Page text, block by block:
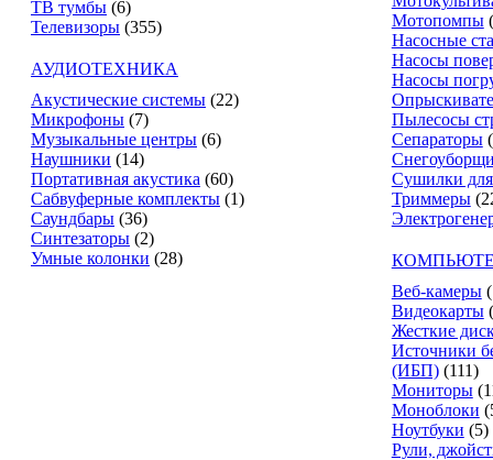
ТВ тумбы (6)
Телевизоры (355)
АУДИОТЕХНИКА
Акустические системы (22)
Микрофоны (7)
Музыкальные центры (6)
Наушники (14)
Портативная акустика (60)
Сабвуферные комплекты (1)
Саундбары (36)
Синтезаторы (2)
Умные колонки (28)
Мотопомпы
Насосные
Насосы
Насосы
Пылесосы
Сепараторы
Сушилки
Триммеры
Веб-камеры
Видеокарты
Жесткие
Источники
(ИБП) (111)
Мониторы
Моноблоки
Ноутбуки (5)
Рули,